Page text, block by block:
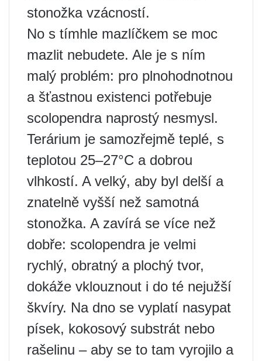
stonožka vzácností.
No s tímhle mazlíčkem se moc
mazlit nebudete. Ale je s ním
malý problém: pro plnohodnotnou
a šťastnou existenci potřebuje
scolopendra naprostý nesmysl.
Terárium je samozřejmě teplé, s
teplotou 25–27°C a dobrou
vlhkostí. A velký, aby byl delší a
znatelně vyšší než samotná
stonožka. A zavírá se více než
dobře: scolopendra je velmi
rychlý, obratný a plochý tvor,
dokáže vklouznout i do té nejužší
škvíry. Na dno se vyplatí nasypat
písek, kokosový substrát nebo
rašelinu – aby se to tam vyrojilo a